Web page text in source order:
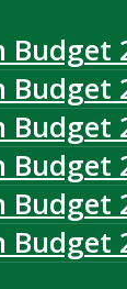
Budget
Budget
Budget
Budget
Budget
Budget